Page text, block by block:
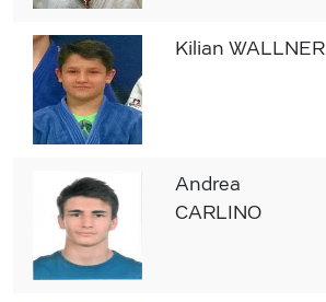
Kilian WALLNER
Andrea
CARLINO